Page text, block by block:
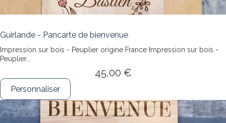
Guirlande - Pancarte de bienvenue
Impression sur bois - Peuplier origine France Impression sur bois -
Peuplier...
45,00 €
Personnaliser